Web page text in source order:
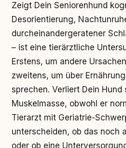
Zeigt Dein Seniorenhund
Desorientierung,
durcheinandergeratener
– ist eine tierärztliche
Erstens, um andere
zweitens, um über
sprechen. Verliert Dein Hund
Muskelmasse, obwohl er
Tierarzt mit Geriatrie-
unterscheiden, ob das noch
oder ob eine